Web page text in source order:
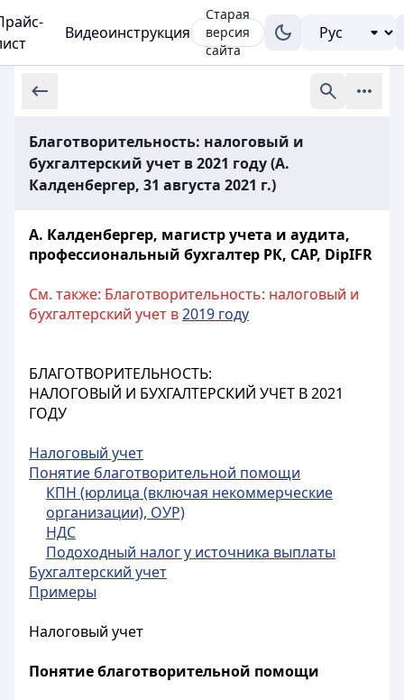
Видеоинструкция
Старая
версия
сайта
Благотворительность: налоговый и
бухгалтерский учет в 2021 году (А.
Калденбергер, 31 августа 2021 г.)
А. Калденбергер, магистр учета и аудита,
профессиональный бухгалтер РК, CAP, DipIFR
См. также: Благотворительность: налоговый и
бухгалтерский учет в2019 году
БЛАГОТВОРИТЕЛЬНОСТЬ:
НАЛОГОВЫЙ И БУХГАЛТЕРСКИЙ УЧЕТ В 2021
ГОДУ
Налоговый учет
Понятие благотворительной помощи
КПН (юрлица (включая некоммерческие
организации), ОУР)
НДС
Подоходный налог у источника выплаты
Бухгалтерский учет
Примеры
Налоговый учет
Понятие благотворительной помощи